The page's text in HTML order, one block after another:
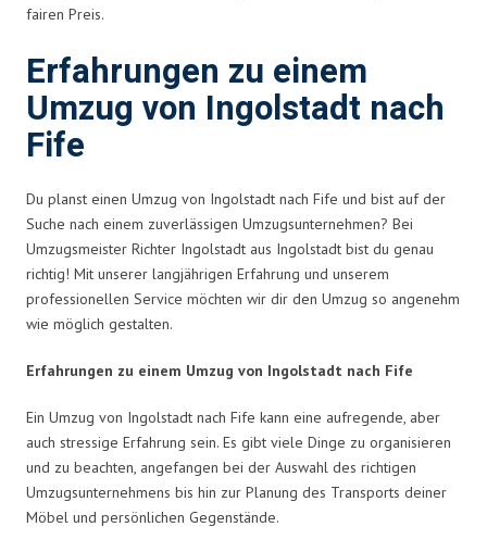
fairen Preis.
Erfahrungen zu einem
Umzug von Ingolstadt nach
Fife
Du planst einen Umzug von Ingolstadt nach Fife und bist auf der
Suche nach einem zuverlässigen Umzugsunternehmen? Bei
Umzugsmeister Richter Ingolstadt aus Ingolstadt bist du genau
richtig! Mit unserer langjährigen Erfahrung und unserem
professionellen Service möchten wir dir den Umzug so angenehm
wie möglich gestalten.
Erfahrungen zu einem Umzug von Ingolstadt nach Fife
Ein Umzug von Ingolstadt nach Fife kann eine aufregende, aber
auch stressige Erfahrung sein. Es gibt viele Dinge zu organisieren
und zu beachten, angefangen bei der Auswahl des richtigen
Umzugsunternehmens bis hin zur Planung des Transports deiner
Möbel und persönlichen Gegenstände.